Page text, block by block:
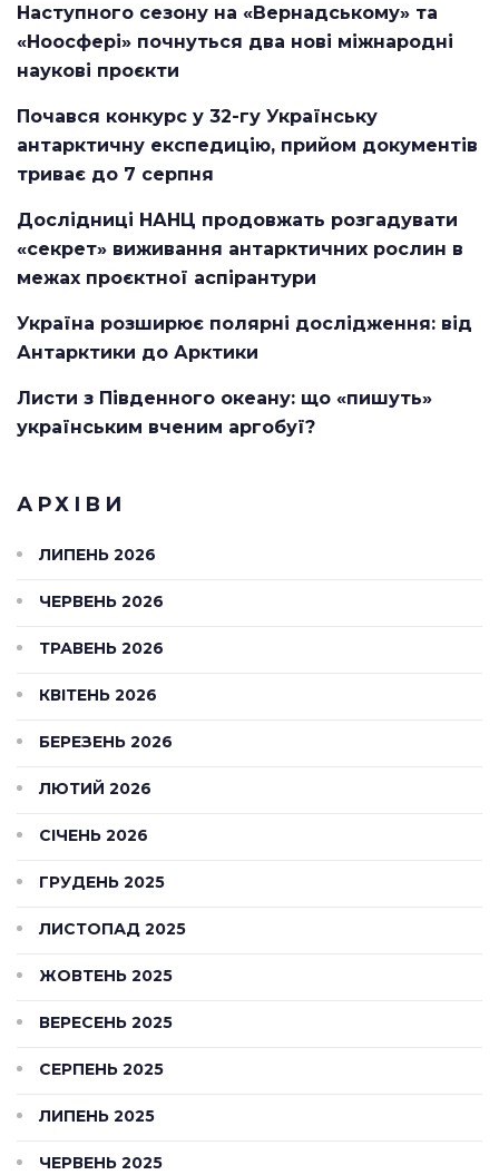
Наступного сезону на «Вернадському» та
«Ноосфері» почнуться два нові міжнародні
наукові проєкти
Почався конкурс у 32-гу Українську
антарктичну експедицію, прийом документів
триває до 7 серпня
Дослідниці НАНЦ продовжать розгадувати
«секрет» виживання антарктичних рослин в
межах проєктної аспірантури
Україна розширює полярні дослідження: від
Антарктики до Арктики
Листи з Південного океану: що «пишуть»
українським вченим аргобуї?
АРХІВИ
ЛИПЕНЬ 2026
ЧЕРВЕНЬ 2026
ТРАВЕНЬ 2026
КВІТЕНЬ 2026
БЕРЕЗЕНЬ 2026
ЛЮТИЙ 2026
СІЧЕНЬ 2026
ГРУДЕНЬ 2025
ЛИСТОПАД 2025
ЖОВТЕНЬ 2025
ВЕРЕСЕНЬ 2025
СЕРПЕНЬ 2025
ЛИПЕНЬ 2025
ЧЕРВЕНЬ 2025